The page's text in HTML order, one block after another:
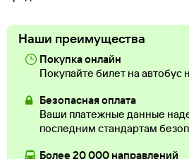
Наши преимущества
Покупка онлайн
Покупайте билет на автобус
Безопасная оплата
Ваши платежные данные
последним стандартам
Более 20 000 направлений